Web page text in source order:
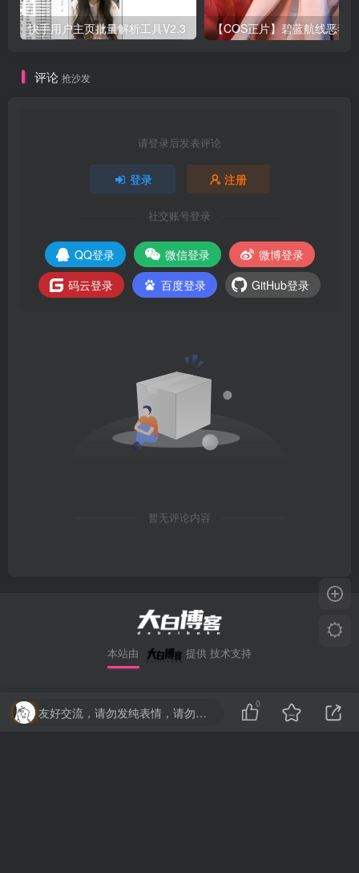
快手用户主页批量解析工具V2.3
评论 抢沙发
请登录后发表评论
登录 注册
社交账号登录
QQ登录 微信登录
微博登录
码云登录
百度登录 GitHub登录
暂无评论内容
本站由 提供 技术支持
同款主体
友好交流，请勿发纯表情，请勿灌水，违者封号喔
0